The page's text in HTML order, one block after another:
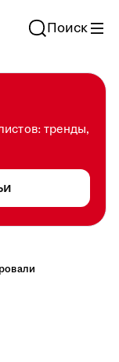
Поиск
тренды,